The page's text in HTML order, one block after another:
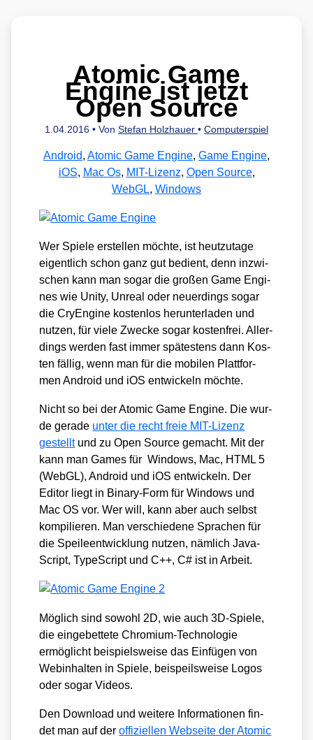
Atomic Game
Engine ist jetzt
Open Source
1.04.2016 • Von Stefan Holzhauer • Computerspiel
Android, Atomic Game Engine, Game Engine,
iOS, Mac Os, MIT-Lizenz, Open Source,
WebGL, Windows
Wer Spie­le erstel­len möch­te, ist heut­zu­ta­ge
eigent­lich schon ganz gut bedient, denn inzwi­
schen kann man sogar die gro­ßen Game Engi­
nes wie Unity, Unre­al oder neu­er­dings sogar
die CryEn­gi­ne kos­ten­los her­un­ter­la­den und
nut­zen, für vie­le Zwe­cke sogar kos­ten­frei. Aller­
dings wer­den fast immer spä­tes­tens dann Kos­
ten fäl­lig, wenn man für die mobi­len Platt­for­
men Android und iOS ent­wi­ckeln möch­te.
Nicht so bei der Ato­mic Game Engi­ne. Die wur­
de gera­de unter die recht freie MIT-Lizenz
gestelltund zu Open Source gemacht. Mit der
kann man Games für Win­dows, Mac, HTML 5
(Web­GL), Android und iOS ent­wi­ckeln. Der
Edi­tor liegt in Bina­ry-Form für Win­dows und
Mac OS vor. Wer will, kann aber auch selbst
kom­pi­lie­ren. Man ver­schie­de­ne Spra­chen für
die Spei­le­ent­wick­lung nut­zen, näm­lich Java­
Script, Type­Script und C++, C# ist in Arbeit.
Mög­lich sind sowohl 2D, wie auch 3D-Spie­le,
die ein­ge­bet­te­te Chro­mi­um-Tech­no­lo­gie
ermög­licht bei­spiels­wei­se das Ein­fü­gen von
Web­in­hal­ten in Spie­le, bei­s­peils­wei­se Logos
oder sogar Vide­os.
Den Down­load und wei­te­re Infor­ma­tio­nen fin­
det man auf deroffi­zi­el­len Web­sei­te der Ato­mic